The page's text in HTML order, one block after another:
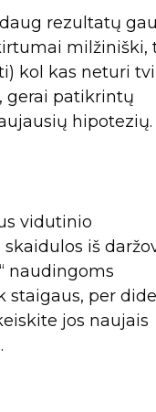
rezultatų
milžiniški,
kol kas neturi
gerai patikrintų
hipotezių.
vidutinio
iš
naudingoms
staigaus, per
jos naujais